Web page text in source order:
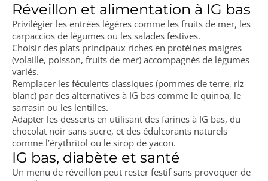
Réveillon et alimentation à IG bas
Privilégier les entrées légères comme les fruits de mer, les
carpaccios de légumes ou les salades festives.
Choisir des plats principaux riches en protéines maigres
(volaille, poisson, fruits de mer) accompagnés de légumes
variés.
Remplacer les féculents classiques (pommes de terre, riz
blanc) par des alternatives à IG bas comme le quinoa, le
sarrasin ou les lentilles.
Adapter les desserts en utilisant des farines à IG bas, du
chocolat noir sans sucre, et des édulcorants naturels
comme l’érythritol ou le sirop de yacon.
IG bas, diabète et santé
Un menu de réveillon peut rester festif sans provoquer de